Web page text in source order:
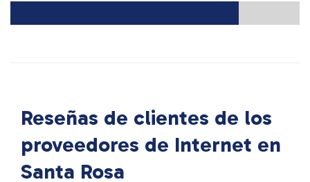
Reseñas de clientes de los
proveedores de Internet en
Santa Rosa